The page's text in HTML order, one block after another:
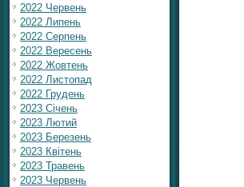
2022 Червень
2022 Липень
2022 Серпень
2022 Вересень
2022 Жовтень
2022 Листопад
2022 Грудень
2023 Січень
2023 Лютий
2023 Березень
2023 Квітень
2023 Травень
2023 Червень